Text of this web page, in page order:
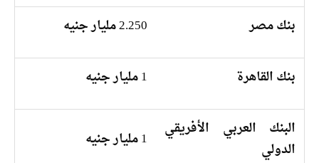
بنك مصر
2.250 مليار جنيه
بنك القاهرة 1 مليار جنيه
البنك العربي الأفريقي
الدولي
1 مليار جنيه